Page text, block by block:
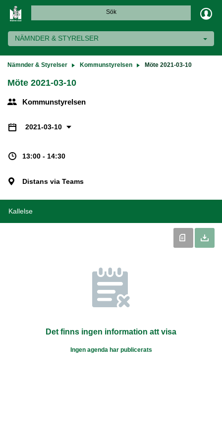
Sök
NÄMNDER & STYRELSER
Nämnder & Styrelser Kommunstyrelsen Möte 2021-03-10
Möte 2021-03-10
Kommunstyrelsen
2021-03-10
13:00 - 14:30
Distans via Teams
Kallelse
Det finns ingen information att visa
Ingen agenda har publicerats